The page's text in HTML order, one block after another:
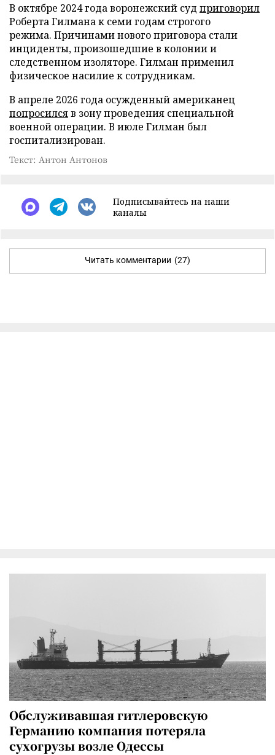
В октябре 2024 года воронежский суд приговорил
Роберта Гилмана к семи годам строгого
режима. Причинами нового приговора стали
инциденты, произошедшие в колонии и
следственном изоляторе. Гилман применил
физическое насилие к сотрудникам.
В апреле 2026 года осужденный американец
попросилсяв зону проведения специальной
военной операции. В июле Гилман был
госпитализирован.
Текст: Антон Антонов
Подписывайтесь на наши
каналы
Читать комментарии (27)
Обслуживавшая гитлеровскую
Германию компания потеряла
сухогрузы возле Одессы